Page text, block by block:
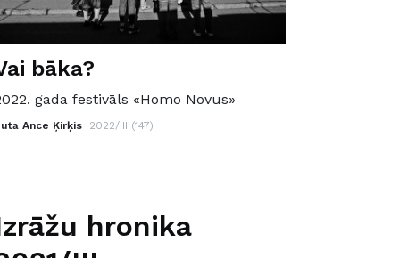
bāka?
gada festivāls «Homo Novus»
Ance Ķirķis 2022/III (147)
hronika